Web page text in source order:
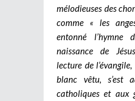
mélodieuses des
comme « les
entonné
naissance de
lecture de
blanc vêtu, s’est
catholiques et aux